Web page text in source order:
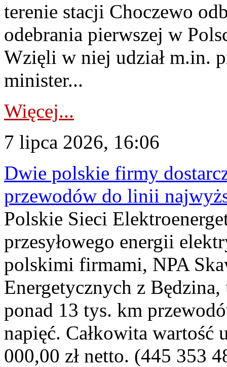
terenie stacji Choczewo
odebrania pierwszej w
Wzięli w niej udział m.in.
minister...
Więcej...
7 lipca 2026, 16:06
Dwie polskie firmy
przewodów do linii
Polskie Sieci
przesyłowego energii
polskimi firmami, NPA
Energetycznych z
ponad 13 tys. km
napięć. Całkowita
000,00 zł netto. (445 353